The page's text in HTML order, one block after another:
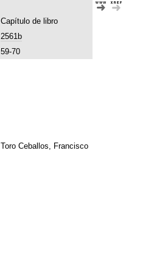
Capítulo de libro
2561b
59-70
Toro Ceballos, Francisco